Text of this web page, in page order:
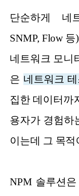
단순하게 네
SNMP, Flow
네트워크 모니
은 네트워크 테
집한 데이터까
용자가 경험하
이는데 그 목
NPM 솔루션